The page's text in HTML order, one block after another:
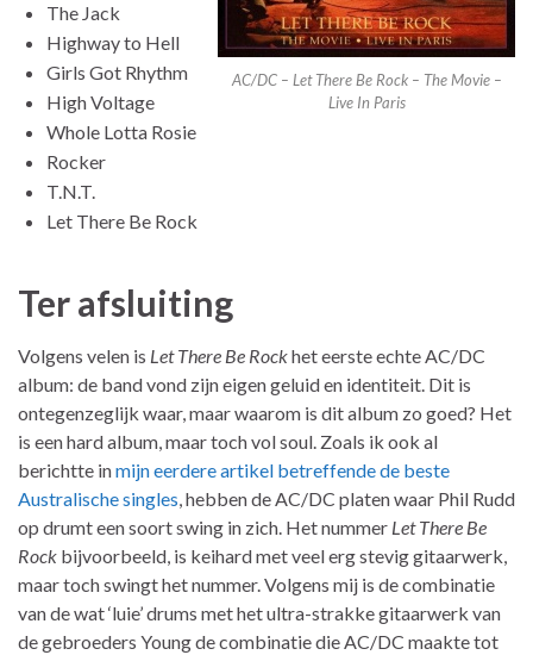
AC/DC – Let There Be Rock – The Movie –
Live In Paris
The Jack
Highway to Hell
Girls Got Rhythm
High Voltage
Whole Lotta Rosie
Rocker
T.N.T.
Let There Be Rock
Ter afsluiting
Volgens velen is Let There Be Rockhet eerste echte AC/DC
album: de band vond zijn eigen geluid en identiteit. Dit is
ontegenzeglijk waar, maar waarom is dit album zo goed? Het
is een hard album, maar toch vol soul. Zoals ik ook al
berichtte inmijn eerdere artikel betreffende de beste
Australische singles, hebben de AC/DC platen waar Phil Rudd
op drumt een soort swing in zich. Het nummer Let There Be
Rock bijvoorbeeld, is keihard met veel erg stevig gitaarwerk,
maar toch swingt het nummer. Volgens mij is de combinatie
van de wat ‘luie’ drums met het ultra-strakke gitaarwerk van
de gebroeders Young de combinatie die AC/DC maakte tot